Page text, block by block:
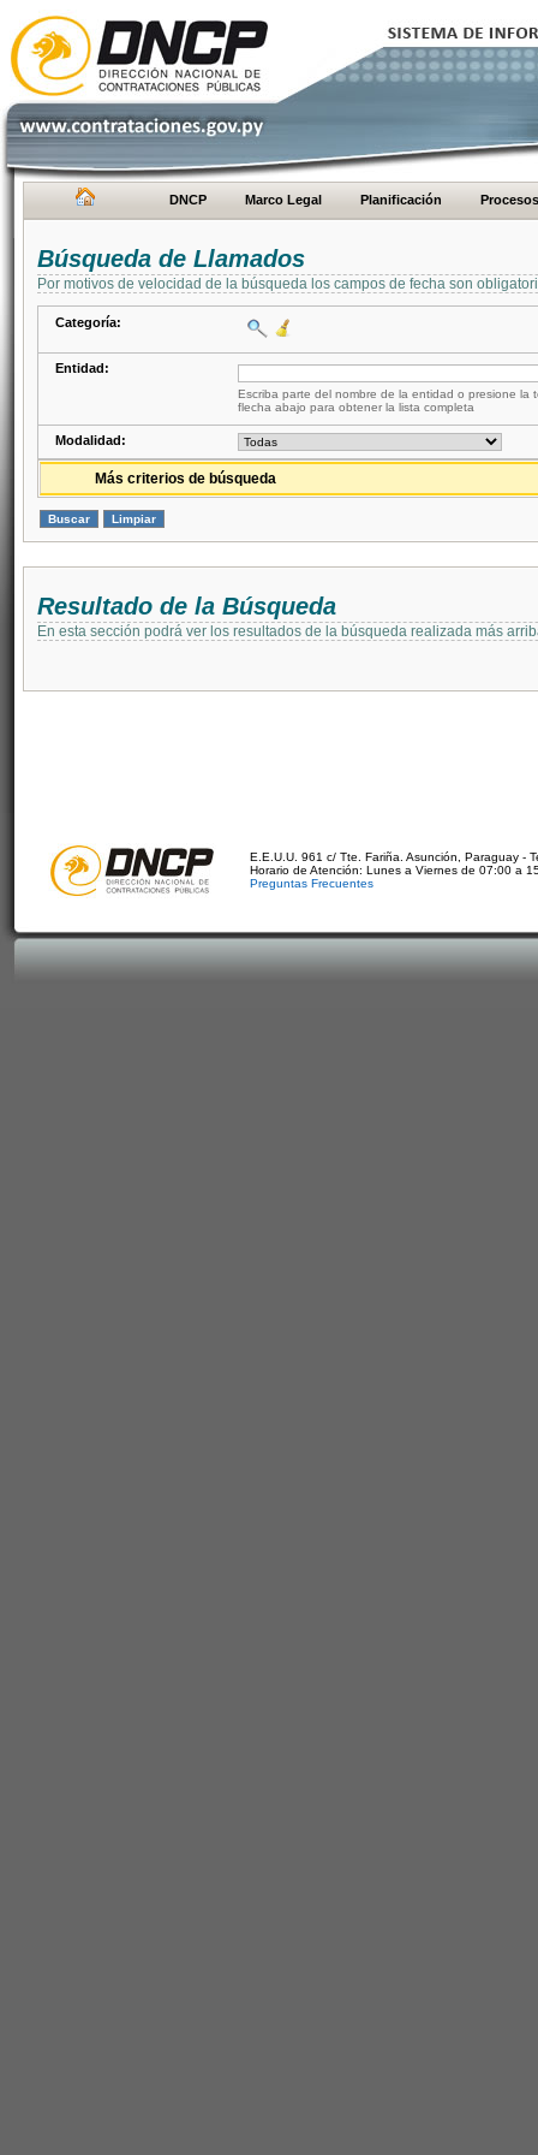
DNCP Marco Legal Planificación Procesos
Búsqueda de Llamados
Por motivos de velocidad de la búsqueda los campos de fecha son
Categoría:
Entidad:
Escriba parte del nombre de la entidad o presione la
flecha abajo para obtener la lista completa
Modalidad:
Más criterios de búsqueda
Resultado de la Búsqueda
En esta sección podrá ver los resultados de la búsqueda realizada más
E.E.U.U. 961 c/ Tte. Fariña. Asunción, Paraguay -
Horario de Atención: Lunes a Viernes de 07:00 a
Preguntas Frecuentes